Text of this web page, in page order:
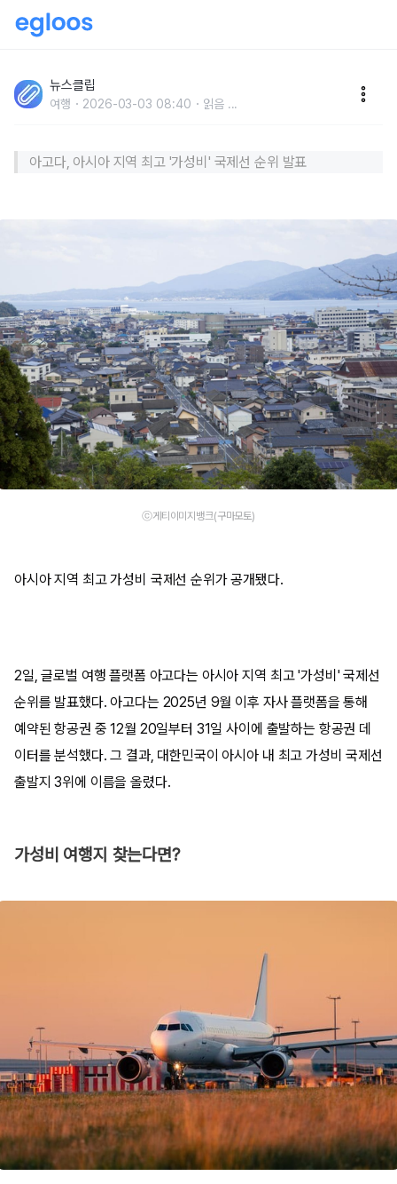
만 원으로 다녀올 수 있는 일본 '인기 급상승' 지역
뉴스클립
여행 2026-03-03 08:40 읽음 ...
아고다, 아시아 지역 최고 '가성비' 국제선 순위 발표
ⓒ게티이미지뱅크(구마모토)
아시아 지역 최고 가성비 국제선 순위가 공개됐다.
2일, 글로벌 여행 플랫폼 아고다는 아시아 지역 최고 '가성비' 국제선
순위를 발표했다. 아고다는 2025년 9월 이후 자사 플랫폼을 통해
예약된 항공권 중 12월 20일부터 31일 사이에 출발하는 항공권 데
이터를 분석했다. 그 결과, 대한민국이 아시아 내 최고 가성비 국제선
출발지 3위에 이름을 올렸다.
가성비 여행지 찾는다면?